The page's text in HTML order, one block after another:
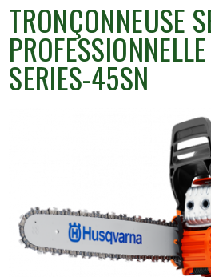
TRONÇONNEUSE
SERIES-45SN